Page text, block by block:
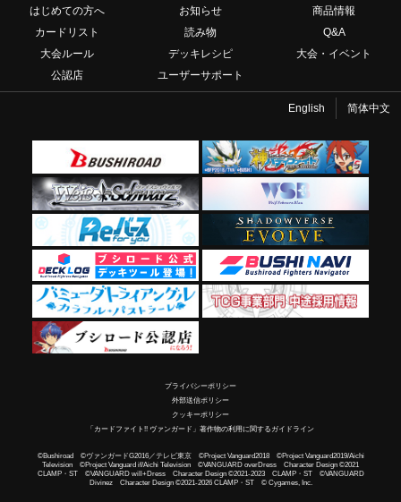
はじめての方へ お知らせ
商品情報
カードリスト
読み物
Q&A
大会ルール
デッキレシピ
大会・イベント
公認店
ユーザーサポート
English 简体中文
プライバシーポリシー
外部送信ポリシー
クッキーポリシー
「カードファイト!! ヴァンガード」著作物の利用に関するガイドライン
©Bushiroad ©ヴァンガードG2016／テレビ東京 ©Project Vanguard2018 ©Project Vanguard2019/Aichi
Television ©Project Vanguard if/Aichi Television ©VANGUARD overDress Character Design ©2021
CLAMP・ST ©VANGUARD will+Dress Character Design ©2021-2023 CLAMP・ST ©VANGUARD
Divinez Character Design ©2021-2026 CLAMP・ST © Cygames, Inc.